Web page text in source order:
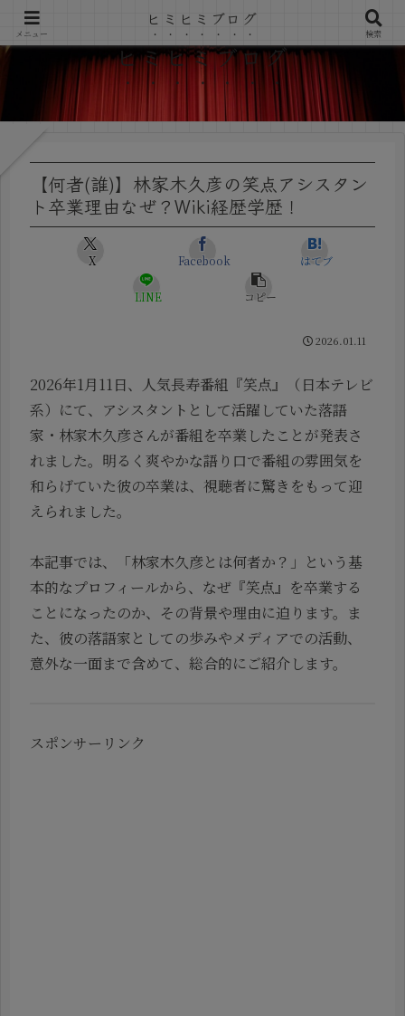
ヒミヒミブログ
【何者(誰)】林家木久彦の笑点アシスタン
ト卒業理由なぜ？Wiki経歴学歴！
X Facebook はてブ
LINE コピー
2026.01.11
2026年1月11日、人気長寿番組『笑点』（日本テレビ
系）にて、アシスタントとして活躍していた落語
家・林家木久彦さんが番組を卒業したことが発表さ
れました。明るく爽やかな語り口で番組の雰囲気を
和らげていた彼の卒業は、視聴者に驚きをもって迎
えられました。
本記事では、「林家木久彦とは何者か？」という基
本的なプロフィールから、なぜ『笑点』を卒業する
ことになったのか、その背景や理由に迫ります。ま
た、彼の落語家としての歩みやメディアでの活動、
意外な一面まで含めて、総合的にご紹介します。
スポンサーリンク
メニュー
ヒミヒミブログ
検索